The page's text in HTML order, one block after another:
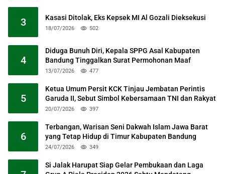
3 Kasasi Ditolak, Eks Kepsek MI Al Gozali Dieksekusi
18/07/2026 502
4
Diduga Bunuh Diri, Kepala SPPG Asal Kabupaten
Bandung Tinggalkan Surat Permohonan Maaf
13/07/2026 477
5
Ketua Umum Persit KCK Tinjau Jembatan Perintis
Garuda II, Sebut Simbol Kebersamaan TNI dan Rakyat
20/07/2026 397
6
Terbangan, Warisan Seni Dakwah Islam Jawa Barat
yang Tetap Hidup di Timur Kabupaten Bandung
24/07/2026 349
Si Jalak Harupat Siap Gelar Pembukaan dan Laga